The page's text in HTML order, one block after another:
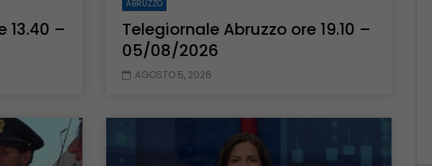
13.40 –
ABRUZZO
Telegiornale Abruzzo ore 19.10 –
05/08/2026
AGOSTO 5, 2026